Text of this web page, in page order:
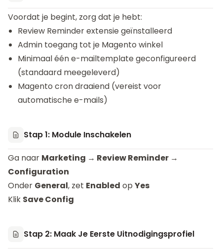
Voordat je begint, zorg dat je hebt:
Review Reminder extensie geïnstalleerd
Admin toegang tot je Magento winkel
Minimaal één e-mailtemplate geconfigureerd
(standaard meegeleverd)
Magento cron draaiend (vereist voor
automatische e-mails)
Stap 1: Module Inschakelen
Ga naar Marketing → Review Reminder →
Configuration
Onder General, zet Enabled op Yes
Klik Save Config
Stap 2: Maak Je Eerste Uitnodigingsprofiel